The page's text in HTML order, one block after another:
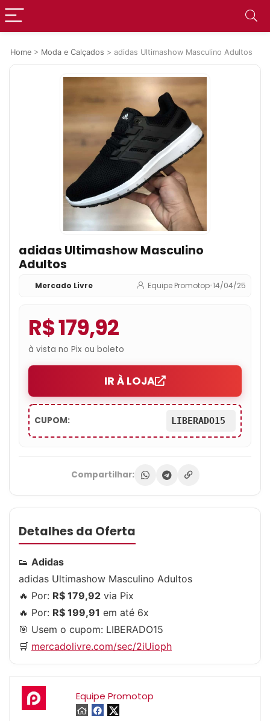
Home > Moda e Calçados > adidas Ultimashow Masculino Adultos
adidas Ultimashow Masculino
Adultos
Mercado Livre Equipe Promotop•14/04/25
R$ 179,92
à vista no Pix ou boleto
IR À LOJA
CUPOM: LIBERADO15
Compartilhar:
Detalhes da Oferta
👟 Adidas
adidas Ultimashow Masculino Adultos
🔥 Por: R$ 179,92 via Pix
🔥 Por: R$ 199,91 em até 6x
🎯 Usem o cupom: LIBERADO15
🛒 mercadolivre.com/sec/2iUioph
Equipe Promotop